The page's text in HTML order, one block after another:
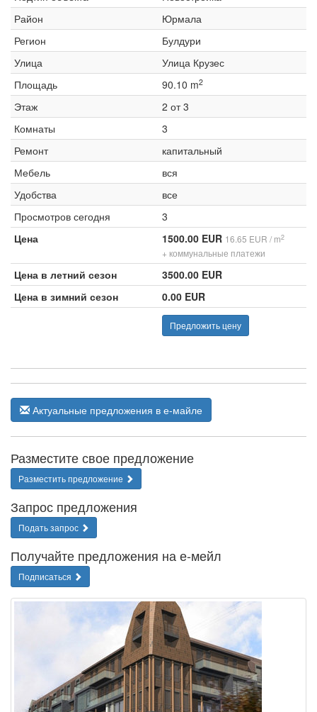
Район
Юрмала
Регион
Булдури
Улица
Улица Крузес
Площадь
90.10 m2
Этаж
2 от 3
Комнаты
3
Ремонт
капитальный
Мебель
вся
Удобства
все
Просмотров сегодня
3
Цена
1500.00 EUR 16.65 EUR / m2
+ коммунальные платежи
Цена в летний сезон
3500.00 EUR
Цена в зимний сезон
0.00 EUR
Предложить цену
Актуальные предложения в е-майле
Разместите свое предложение
Разместить предложение
Запрос предложения
Подать запрос
Получайте предложения на е-мейл
Подписаться